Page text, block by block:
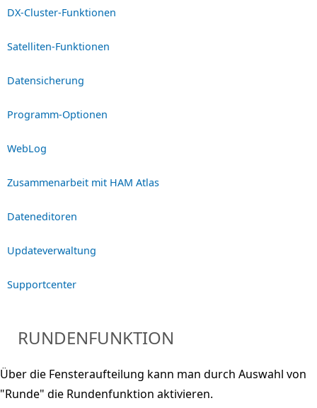
DX-Cluster-Funktionen
Satelliten-Funktionen
Datensicherung
Programm-Optionen
WebLog
Zusammenarbeit mit HAM Atlas
Dateneditoren
Updateverwaltung
Supportcenter
RUNDENFUNKTION
Über die Fensteraufteilung kann man durch Auswahl von
"Runde" die Rundenfunktion aktivieren.